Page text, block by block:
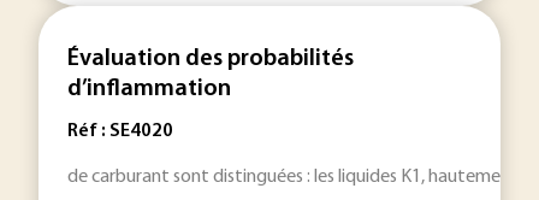
Évaluation des probabilités
d’inflammation
Réf : SE4020
de carburant sont distinguées : les liquides K1, hautement